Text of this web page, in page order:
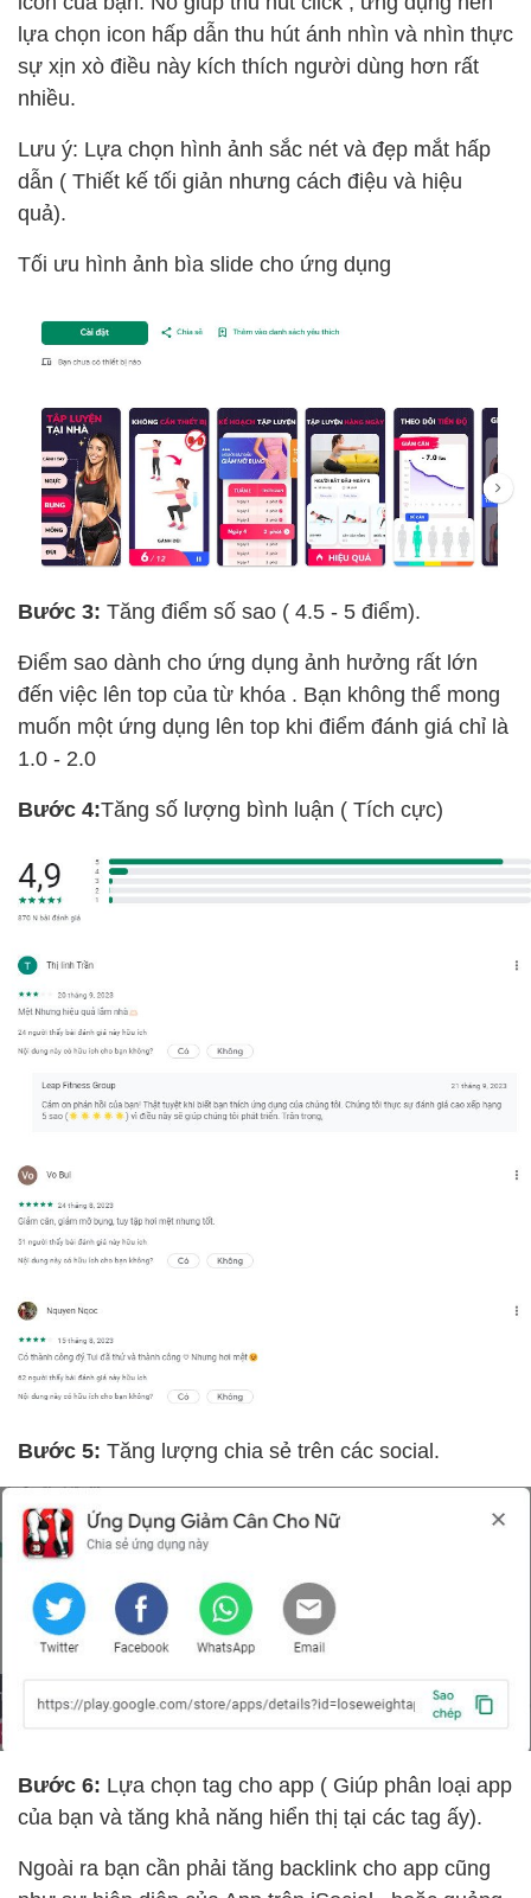
lựa chọn icon hấp dẫn thu hút ánh nhìn và nhìn thực
sự xịn xò điều này kích thích người dùng hơn rất
nhiều.
Lưu ý: Lựa chọn hình ảnh sắc nét và đẹp mắt hấp
dẫn ( Thiết kế tối giản nhưng cách điệu và hiệu
quả).
Tối ưu hình ảnh bìa slide cho ứng dụng
Bước 3: Tăng điểm số sao ( 4.5 - 5 điểm).
Điểm sao dành cho ứng dụng ảnh hưởng rất lớn
đến việc lên top của từ khóa . Bạn không thể mong
muốn một ứng dụng lên top khi điểm đánh giá chỉ là
1.0 - 2.0
Bước 4:Tăng số lượng bình luận ( Tích cực)
Bước 5: Tăng lượng chia sẻ trên các social.
Bước 6: Lựa chọn tag cho app ( Giúp phân loại app
của bạn và tăng khả năng hiển thị tại các tag ấy).
Ngoài ra bạn cần phải tăng backlink cho app cũng